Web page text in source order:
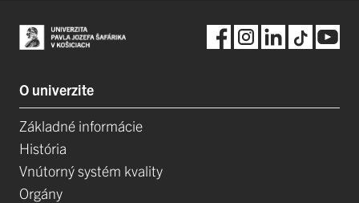
O univerzite
Základné informácie
História
Vnútorný systém kvality
Orgány